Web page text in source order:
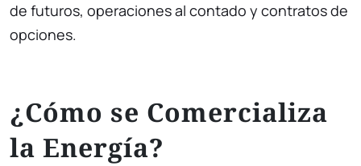
de futuros, operaciones al contado y contratos de
opciones.
¿Cómo se Comercializa
la Energía?